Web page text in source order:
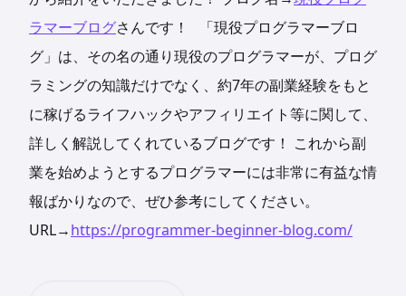
ラマーブログさんです！
「現役プログラマーブロ
グ」は、その名の通り現役のプログラマーが、プログ
ラミングの知識だけでなく、約7年の副業経験をもと
に稼げるライフハックやアフィリエイト等に関して、
詳しく解説してくれているブログです！ これから副
業を始めようとするプログラマーには非常に有益な情
報ばかりなので、ぜひ参考にしてください。
URL→https://programmer-beginner-blog.com/